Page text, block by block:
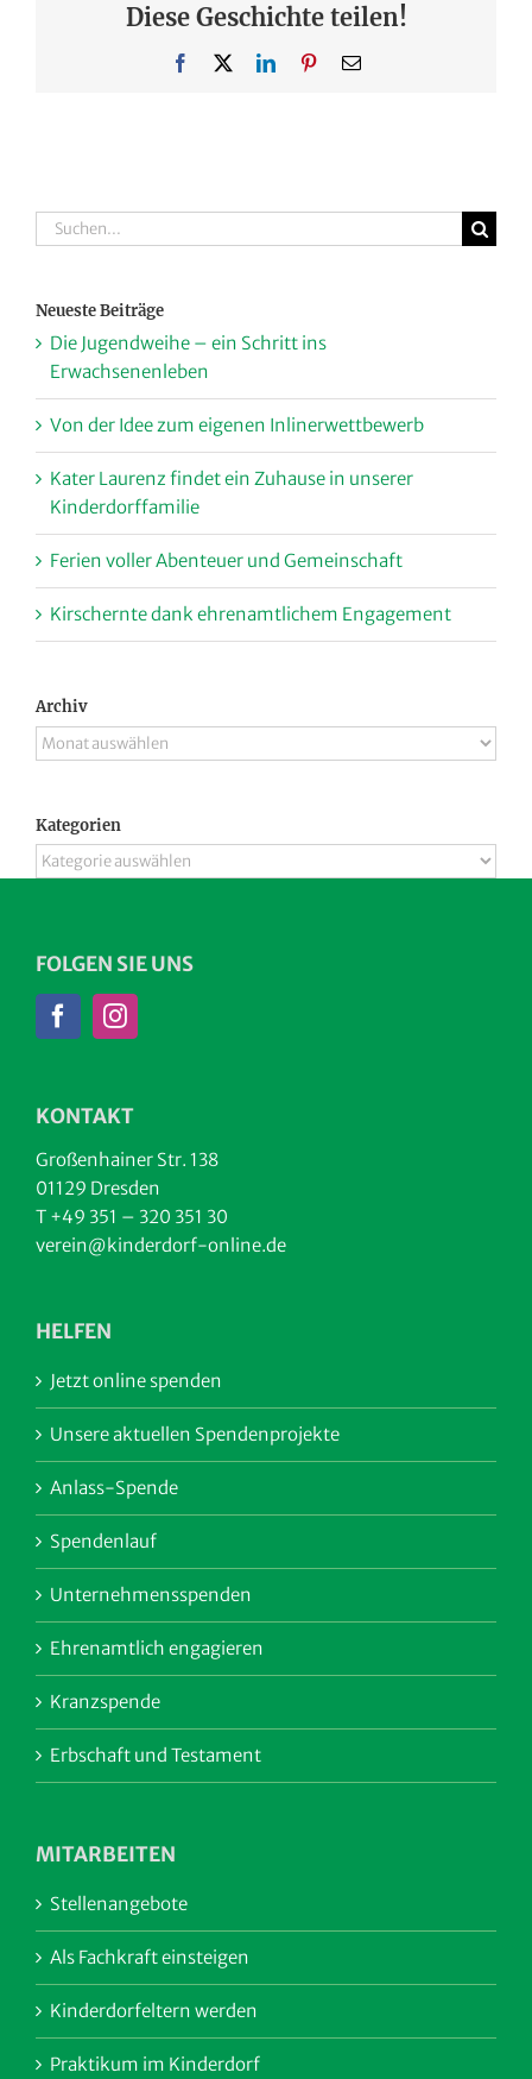
Diese Geschichte teilen!
Facebook LinkedInPinterest
E-
Suche
nach:
Neueste Beiträge
Die Jugendweihe – ein Schritt ins
Erwachsenenleben
Von der Idee zum eigenen Inlinerwettbewerb
Kater Laurenz findet ein Zuhause in unserer
Kinderdorffamilie
Ferien voller Abenteuer und Gemeinschaft
Kirschernte dank ehrenamtlichem Engagement
Archiv
Archiv
Kategorien
Kategorien
FOLGEN SIE UNS
KONTAKT
Großenhainer Str. 138
01129 Dresden
T +49 351 – 320 351 30
verein@kinderdorf-online.de
HELFEN
Jetzt online spenden
Unsere aktuellen Spendenprojekte
Anlass-Spende
Spendenlauf
Unternehmensspenden
Ehrenamtlich engagieren
Kranzspende
Erbschaft und Testament
MITARBEITEN
Stellenangebote
Als Fachkraft einsteigen
Kinderdorfeltern werden
Praktikum im Kinderdorf